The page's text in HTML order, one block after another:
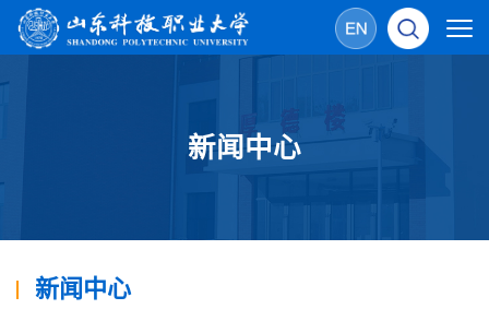
新闻中心
新闻中心